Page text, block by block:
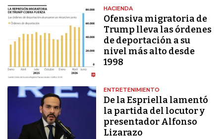
HACIENDA
Ofensiva migratoria de
Trump lleva las órdenes
de deportación a su
nivel más alto desde
1998
ENTRETENIMIENTO
De la Espriella lamentó
la partida del locutor y
presentador Alfonso
Lizarazo